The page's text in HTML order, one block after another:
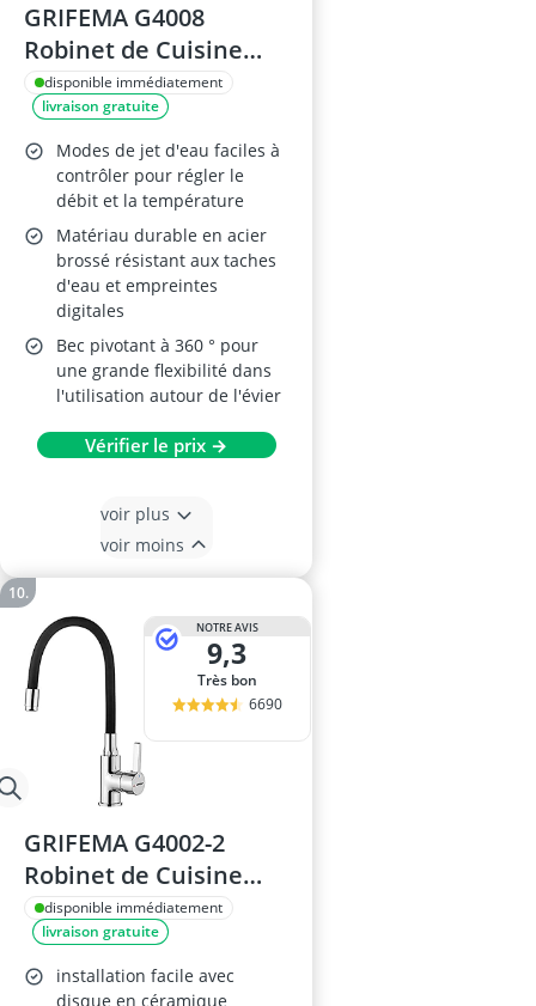
GRIFEMA G4008
Robinet de Cuisine
Mitigeur
disponible immédiatement
livraison gratuite
Modes de jet d'eau faciles à
contrôler pour régler le
débit et la température
Matériau durable en acier
brossé résistant aux taches
d'eau et empreintes
digitales
Bec pivotant à 360 ° pour
une grande flexibilité dans
l'utilisation autour de l'évier
Vérifier le prix →
voir plus
voir moins
NOTRE AVIS
9,3
Très bon
6690
GRIFEMA G4002-2
Robinet de Cuisine
Rotatif 360°
disponible immédiatement
livraison gratuite
installation facile avec
disque en céramique